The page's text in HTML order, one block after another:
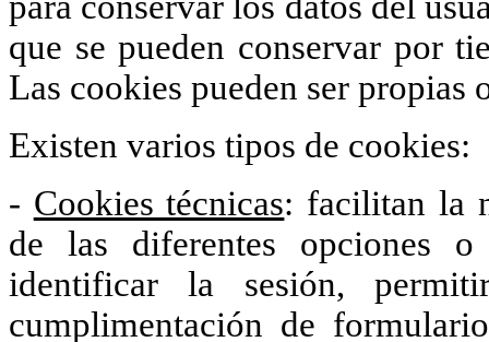
que se pueden conservar por
Las cookies pueden ser propias
Existen varios tipos de cookies:
- Cookies técnicas: facilitan la
de las diferentes opciones
identificar la sesión,
cumplimentación de